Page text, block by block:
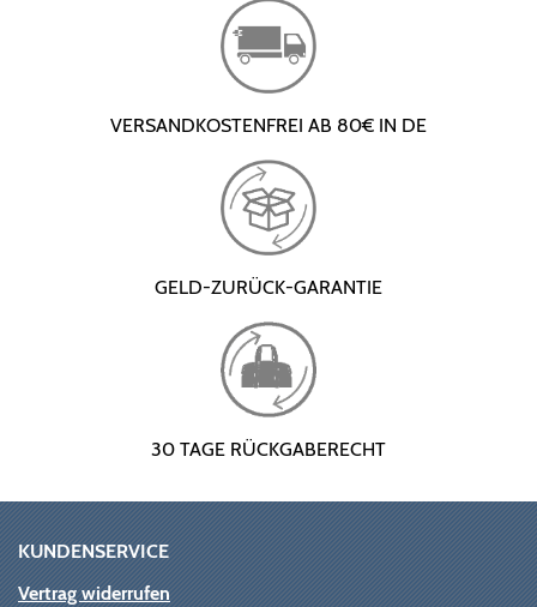
VERSANDKOSTENFREI AB 80€ IN DE
GELD-ZURÜCK-GARANTIE
30 TAGE RÜCKGABERECHT
KUNDENSERVICE
Vertrag widerrufen